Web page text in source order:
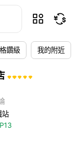
 
鑽級 我的附近
站